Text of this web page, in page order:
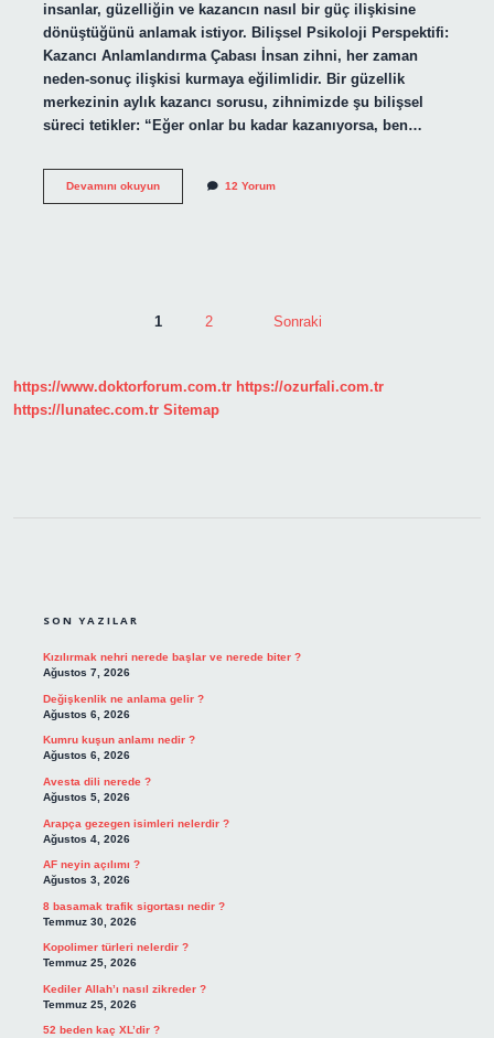
insanlar, güzelliğin ve kazancın nasıl bir güç ilişkisine
dönüştüğünü anlamak istiyor. Bilişsel Psikoloji Perspektifi:
Kazancı Anlamlandırma Çabası İnsan zihni, her zaman
neden-sonuç ilişkisi kurmaya eğilimlidir. Bir güzellik
merkezinin aylık kazancı sorusu, zihnimizde şu bilişsel
süreci tetikler: “Eğer onlar bu kadar kazanıyorsa, ben…
Devamını okuyunGüzellik
12 Yorum
1 2 Sonraki
https://www.doktorforum.com.tr https://ozurfali.com.tr
https://lunatec.com.tr Sitemap
SON YAZILAR
Kızılırmak nehri nerede başlar ve nerede biter ?
Ağustos 7, 2026
Değişkenlik ne anlama gelir ?
Ağustos 6, 2026
Kumru kuşun anlamı nedir ?
Ağustos 6, 2026
Avesta dili nerede ?
Ağustos 5, 2026
Arapça gezegen isimleri nelerdir ?
Ağustos 4, 2026
AF neyin açılımı ?
Ağustos 3, 2026
8 basamak trafik sigortası nedir ?
Temmuz 30, 2026
Kopolimer türleri nelerdir ?
Temmuz 25, 2026
Kediler Allah’ı nasıl zikreder ?
Temmuz 25, 2026
52 beden kaç XL’dir ?